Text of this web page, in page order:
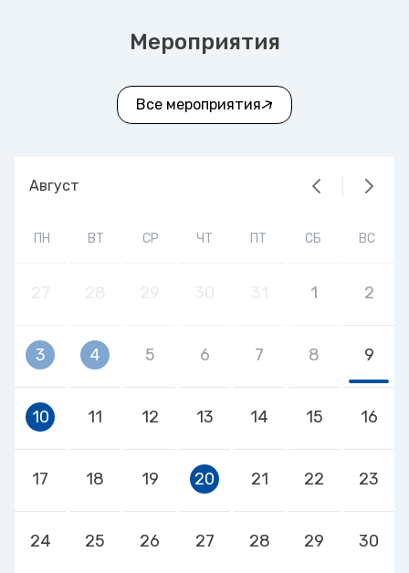
Мероприятия
Все мероприятия
Август
ПН ВТ СР ЧТ ПТ СБ ВС
1 2
3 4 5 6 7 8 9
10 11 12 13 14 15 16
17 18 19 20 21 22 23
24 25 26 27 28 29 30